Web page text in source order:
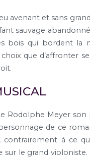
avenant et sans
sauvage
qui bordent la
choix que d’affronter
Rodolphe Meyer son
de ce
à ce
sur le grand